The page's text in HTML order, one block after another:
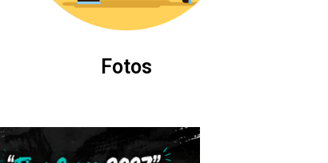
Fotos